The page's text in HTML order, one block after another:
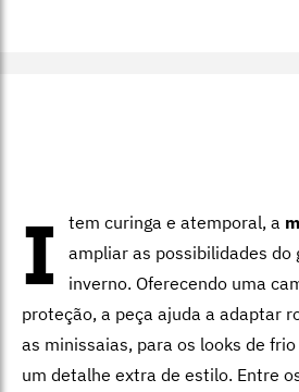
I tem curinga e atemporal, a
ampliar as possibilidades do
inverno. Oferecendo uma
proteção, a peça ajuda a adaptar
as minissaias, para os looks de
um detalhe extra de estilo. Entre